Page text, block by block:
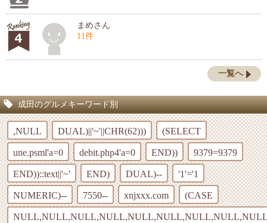
まめさん
11件
一覧へ
成田のグルメキーワード別
,NULL DUAL)||'~'||CHR(62))) (SELECT
une.psml'a=0 debit.php4'a=0 END)) 9379=9379
END))::text||'~' END) DUAL)-- '1'='1
NUMERIC)-- 7550-- xnjxxx.com (CASE